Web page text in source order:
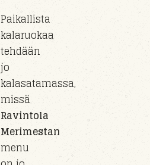
Paikallista
kalaruokaa
tehdään
jo
kalasatamassa,
missä
Ravintola
Merimestan
menu